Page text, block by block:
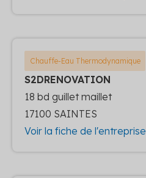
Chauffe-Eau Thermodynamique
S2DRENOVATION
18 bd guillet maillet
17100 SAINTES
Voir la fiche de l'entreprise